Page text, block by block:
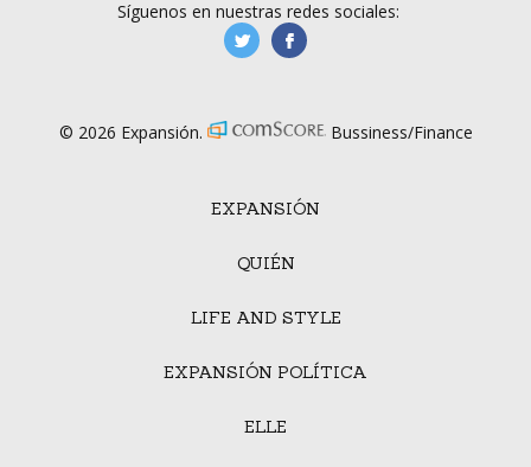
EXPANSIÓN
QUIÉN
LIFE AND STYLE
EXPANSIÓN POLÍTICA
ELLE
Síguenos en nuestras redes sociales:
manufacturaGE
© 2026 Expansión. Bussiness/Finance